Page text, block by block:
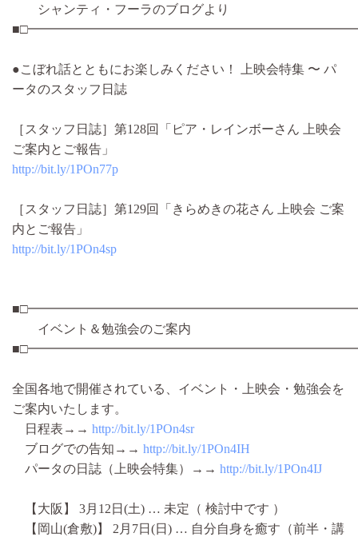
シャンティ・フーラのブログより
●こぼれ話とともにお楽しみください！ 上映会特集 〜 パ
ータのスタッフ日誌
［スタッフ日誌］第128回「ピア・レインボーさん 上映会
ご案内とご報告」
http://bit.ly/1POn77p
［スタッフ日誌］第129回「きらめきの花さん 上映会 ご案
内とご報告」
http://bit.ly/1POn4sp
イベント＆勉強会のご案内
全国各地で開催されている、イベント・上映会・勉強会を
ご案内いたします。
日程表→→ http://bit.ly/1POn4sr
ブログでの告知→→ http://bit.ly/1POn4IH
パータの日誌（上映会特集）→→ http://bit.ly/1POn4IJ
【大阪】 3月12日(土) … 未定（ 検討中です ）
【岡山(倉敷)】 2月7日(日) … 自分自身を癒す（前半・講